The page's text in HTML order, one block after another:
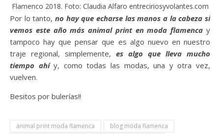
Flamenco 2018. Foto: Claudia Alfaro entreciriosyvolantes.com
Por lo tanto, no hay que echarse las manos a la cabeza si
vemos este año más animal print en moda flamenca y
tampoco hay que pensar que es algo nuevo en nuestro
traje regional, simplemente, es algo que lleva mucho
tiempo ahí y, como todas las modas, una y otra vez,
vuelven.
Besitos por bulerías!!
animal print moda flamenca
blog moda flamenca